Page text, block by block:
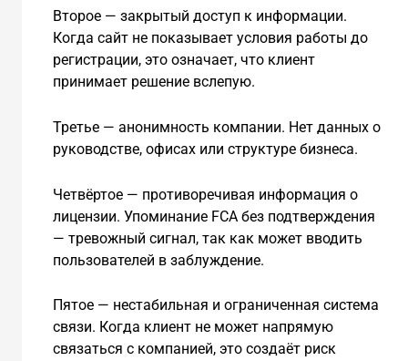
Второе — закрытый доступ к информации.
Когда сайт не показывает условия работы до
регистрации, это означает, что клиент
принимает решение вслепую.
Третье — анонимность компании. Нет данных о
руководстве, офисах или структуре бизнеса.
Четвёртое — противоречивая информация о
лицензии. Упоминание FCA без подтверждения
— тревожный сигнал, так как может вводить
пользователей в заблуждение.
Пятое — нестабильная и ограниченная система
связи. Когда клиент не может напрямую
связаться с компанией, это создаёт риск